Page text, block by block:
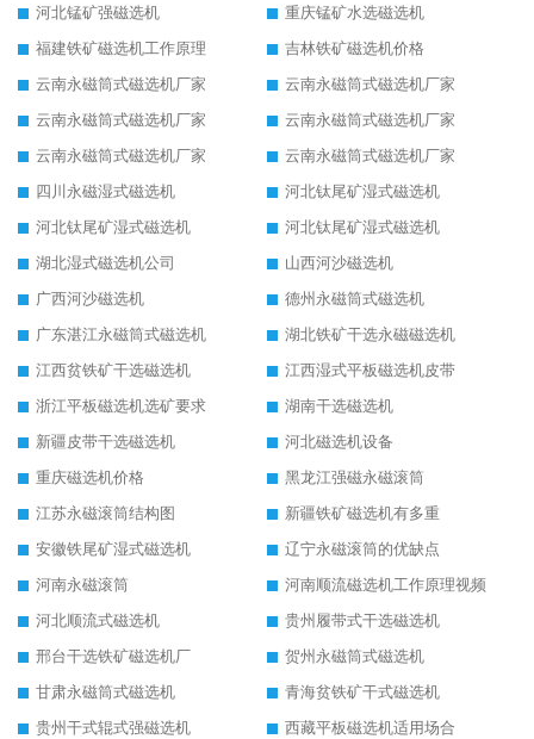
河北锰矿强磁选机
重庆锰矿水选磁选机
福建铁矿磁选机工作原理
吉林铁矿磁选机价格
云南永磁筒式磁选机厂家
云南永磁筒式磁选机厂家
云南永磁筒式磁选机厂家
云南永磁筒式磁选机厂家
云南永磁筒式磁选机厂家
云南永磁筒式磁选机厂家
四川永磁湿式磁选机
河北钛尾矿湿式磁选机
河北钛尾矿湿式磁选机
河北钛尾矿湿式磁选机
湖北湿式磁选机公司
山西河沙磁选机
广西河沙磁选机
德州永磁筒式磁选机
广东湛江永磁筒式磁选机
湖北铁矿干选永磁磁选机
江西贫铁矿干选磁选机
江西湿式平板磁选机皮带
浙江平板磁选机选矿要求
湖南干选磁选机
新疆皮带干选磁选机
河北磁选机设备
重庆磁选机价格
黑龙江强磁永磁滚筒
江苏永磁滚筒结构图
新疆铁矿磁选机有多重
安徽铁尾矿湿式磁选机
辽宁永磁滚筒的优缺点
河南永磁滚筒
河南顺流磁选机工作原理视频
河北顺流式磁选机
贵州履带式干选磁选机
邢台干选铁矿磁选机厂
贺州永磁筒式磁选机
甘肃永磁筒式磁选机
青海贫铁矿干式磁选机
贵州干式辊式强磁选机
西藏平板磁选机适用场合